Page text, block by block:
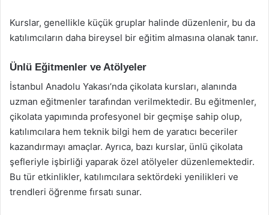
Kurslar, genellikle küçük gruplar halinde düzenlenir, bu da
katılımcıların daha bireysel bir eğitim almasına olanak tanır.
Ünlü Eğitmenler ve Atölyeler
İstanbul Anadolu Yakası’nda çikolata kursları, alanında
uzman eğitmenler tarafından verilmektedir. Bu eğitmenler,
çikolata yapımında profesyonel bir geçmişe sahip olup,
katılımcılara hem teknik bilgi hem de yaratıcı beceriler
kazandırmayı amaçlar. Ayrıca, bazı kurslar, ünlü çikolata
şefleriyle işbirliği yaparak özel atölyeler düzenlemektedir.
Bu tür etkinlikler, katılımcılara sektördeki yenilikleri ve
trendleri öğrenme fırsatı sunar.